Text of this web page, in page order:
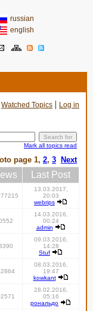
russian
english
Watched Topics | Log in
Mark all topics read
page 1, 2, 3 Next
Last Post
13.03.2017,
20:03
webrips
14.03.2016,
00:24
admin
09.03.2016,
14:28
Stuf
08.03.2016,
19:47
kowkant
28.02.2016,
05:16
рональдо